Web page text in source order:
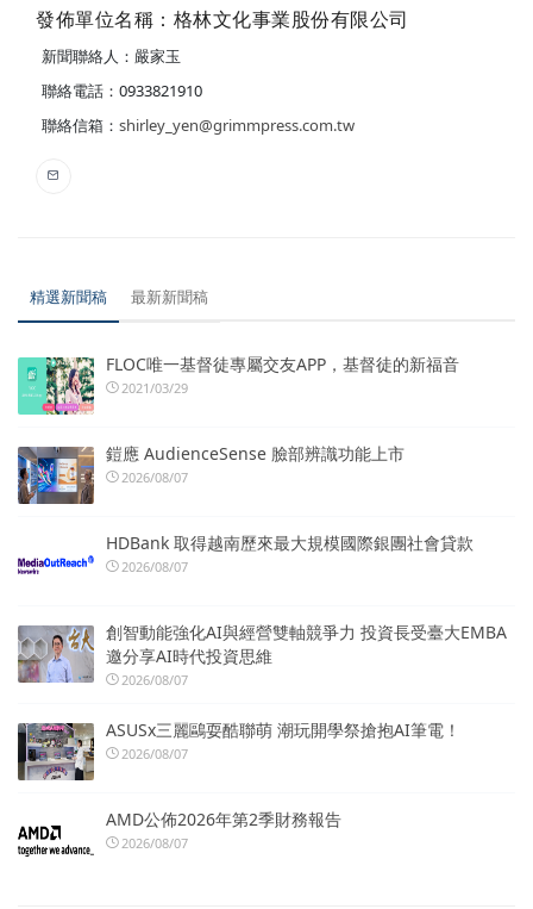
發佈單位名稱：格林文化事業股份有限公司
新聞聯絡人：嚴家玉
聯絡電話：0933821910
聯絡信箱： shirley_yen@grimmpress.com.tw
精選新聞稿 最新新聞稿
FLOC唯一基督徒專屬交友APP，基督徒的新福音
2021/03/29
鎧應 AudienceSense 臉部辨識功能上市
2026/08/07
HDBank 取得越南歷來最大規模國際銀團社會貸款
2026/08/07
創智動能強化AI與經營雙軸競爭力 投資長受臺大EMBA
邀分享AI時代投資思維
2026/08/07
ASUSx三麗鷗耍酷聯萌 潮玩開學祭搶抱AI筆電！
2026/08/07
AMD公佈2026年第2季財務報告
2026/08/07